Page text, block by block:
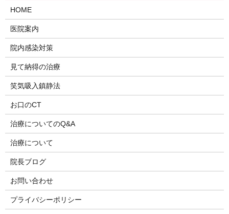
HOME
医院案内
院内感染対策
見て納得の治療
笑気吸入鎮静法
お口のCT
治療についてのQ&A
治療について
院長ブログ
お問い合わせ
プライバシーポリシー